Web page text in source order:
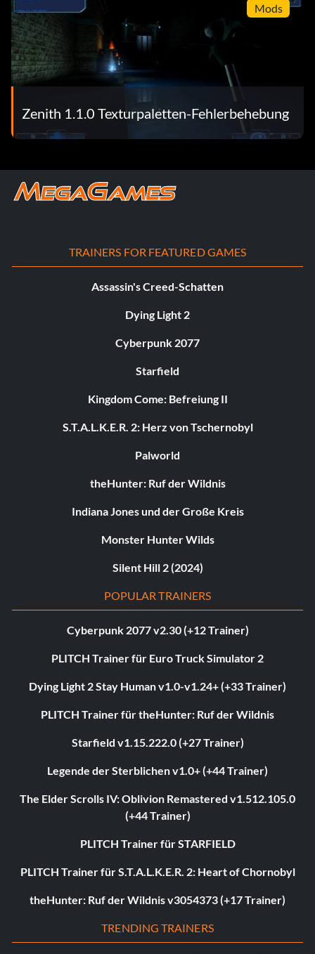
Mods
Zenith 1.1.0 Texturpaletten-Fehlerbehebung
TRAINERS FOR FEATURED GAMES
Assassin's Creed-Schatten
Dying Light 2
Cyberpunk 2077
Starfield
Kingdom Come: Befreiung II
S.T.A.L.K.E.R. 2: Herz von Tschernobyl
Palworld
theHunter: Ruf der Wildnis
Indiana Jones und der Große Kreis
Monster Hunter Wilds
Silent Hill 2 (2024)
POPULAR TRAINERS
Cyberpunk 2077 v2.30 (+12 Trainer)
PLITCH Trainer für Euro Truck Simulator 2
Dying Light 2 Stay Human v1.0-v1.24+ (+33 Trainer)
PLITCH Trainer für theHunter: Ruf der Wildnis
Starfield v1.15.222.0 (+27 Trainer)
Legende der Sterblichen v1.0+ (+44 Trainer)
The Elder Scrolls IV: Oblivion Remastered v1.512.105.0
(+44 Trainer)
PLITCH Trainer für STARFIELD
PLITCH Trainer für S.T.A.L.K.E.R. 2: Heart of Chornobyl
theHunter: Ruf der Wildnis v3054373 (+17 Trainer)
TRENDING TRAINERS